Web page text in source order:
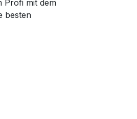
Profi mit dem
besten